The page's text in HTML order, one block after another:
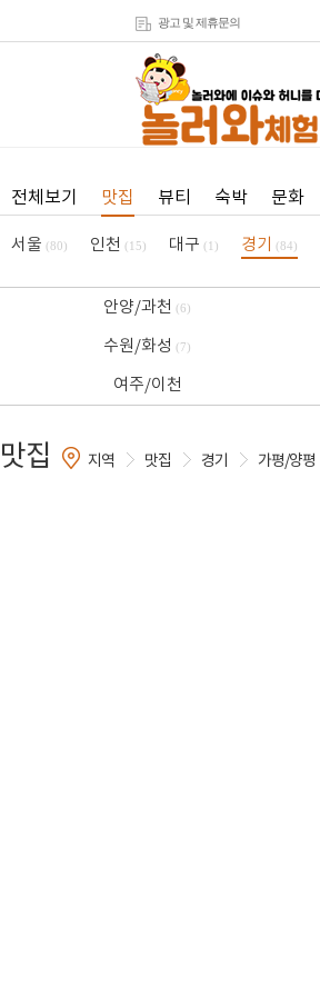
광고 및 제휴문의
전체보기 맛집 뷰티 숙박 문화
서울 (80) 인천 (15) 대구 (1) 경기 (84)
안양/과천(6)
수원/화성(7)
여주/이천
맛집 지역 맛집 경기 가평/양평